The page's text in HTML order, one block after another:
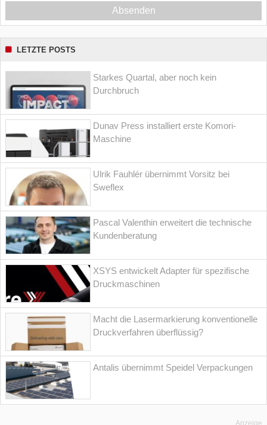
Absenden
LETZTE POSTS
Starkes Quartal, aber noch kein
Durchbruch
Dunav Press installiert erste Komori-
Maschine
Ulrik Fauhlér übernimmt Vorsitz bei
Sweflex
Pascal Valenthin erweitert die technische
Kundenberatung
XSYS entwickelt Adapter für spezifische
Druckmaschinen
Macht die Lasermarkierung konventionelle
Druckverfahren überflüssig?
Antalis übernimmt Speidel Verpackungen
Anzeige